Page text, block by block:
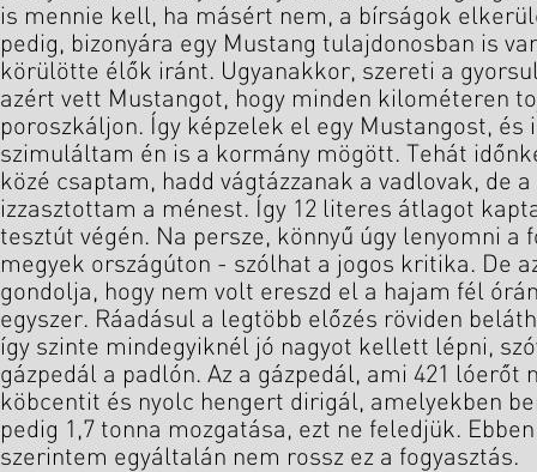
is mennie kell, ha másért nem, a bírságok
pedig, bizonyára egy Mustang tulajdonosban is
körülötte élők iránt. Ugyanakkor, szereti a
azért vett Mustangot, hogy minden kilométeren
poroszkáljon. Így képzelek el egy Mustangost,
szimuláltam én is a kormány mögött. Tehát
közé csaptam, hadd vágtázzanak a vadlovak, de
izzasztottam a ménest. Így 12 literes átlagot
tesztút végén. Na persze, könnyű úgy lenyomni a
megyek országúton - szólhat a jogos kritika. De
gondolja, hogy nem volt ereszd el a hajam fél
egyszer. Ráadásul a legtöbb előzés röviden
így szinte mindegyiknél jó nagyot kellett lépni,
gázpedál a padlón. Az a gázpedál, ami 421 lóerőt
köbcentit és nyolc hengert dirigál, amelyekben
pedig 1,7 tonna mozgatása, ezt ne feledjük.
szerintem egyáltalán nem rossz ez a fogyasztás.